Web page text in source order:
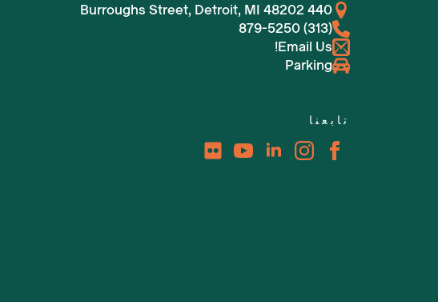
440 Burroughs Street, Detroit, MI 48202
(313) 879-5250
Email Us!
Parking
تابعنا